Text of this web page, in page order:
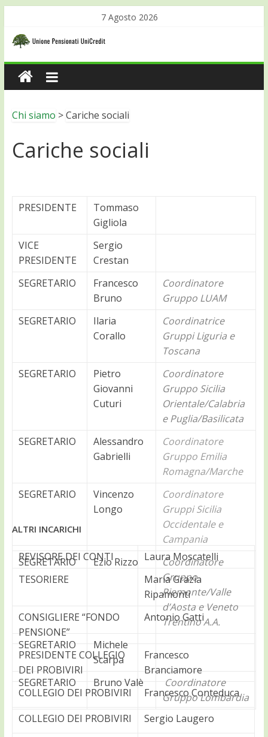
7 Agosto 2026
Chi siamo >Cariche sociali
Cariche sociali
PRESIDENTE
Tommaso
Gigliola
VICE
PRESIDENTE
Sergio
Crestan
SEGRETARIO
Francesco
Bruno
Coordinatore
Gruppo LUAM
SEGRETARIO
Ilaria
Corallo
Coordinatrice
Gruppi Liguria e
Toscana
SEGRETARIO
Pietro
Giovanni
Cuturi
Coordinatore
Gruppo Sicilia
Orientale/Calabria
e Puglia/Basilicata
SEGRETARIO
Alessandro
Gabrielli
Coordinatore
Gruppo Emilia
Romagna/Marche
SEGRETARIO
Vincenzo
Longo
Coordinatore
Gruppi Sicilia
Occidentale e
Campania
SEGRETARIO
Ezio Rizzo
Coordinatore
Gruppo
Piemonte/Valle
d’Aosta e Veneto
Trentino A.A.
SEGRETARIO
Michele
Scarpa
SEGRETARIO
Bruno Valè
Coordinatore
Gruppo Lombardia
ALTRI INCARICHI
REVISORE DEI CONTI
Laura Moscatelli
TESORIERE
Maria Grazia
Ripamonti
CONSIGLIERE “FONDO
PENSIONE”
Antonio Gatti
PRESIDENTE COLLEGIO
DEI PROBIVIRI
Francesco
Branciamore
COLLEGIO DEI PROBIVIRI
Francesco Conteduca
COLLEGIO DEI PROBIVIRI
Sergio Laugero